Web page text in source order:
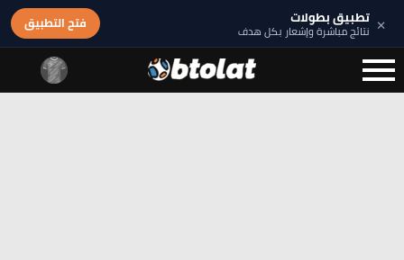
× تطبيق بطولات
نتائج مباشرة وإشعار بكل هدف فتح التطبيق